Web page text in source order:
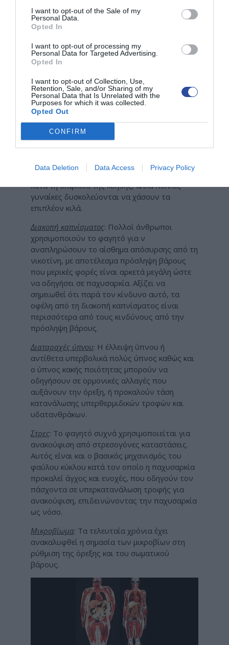
I want to opt-out of the Sale of my
Personal Data.
Opted In
I want to opt-out of processing my
Personal Data for Targeted Advertising.
Opted In
I want to opt-out of Collection, Use,
Retention, Sale, and/or Sharing of my
Personal Data that Is Unrelated with the
Purposes for which it was collected.
Opted Out
CONFIRM
Data Deletion Data Access Privacy Policy
: Η πρόσληψη βάρους είναι κοινή
κατά τη διάρκεια της κύησης, αλλά πολλές
γυναίκες δυσκολεύονται να χάσουν τα
επιπλέον κιλά.
Διακοπή καπνίσματος: Πολλοί άνθρωποι
χρησιμοποιούν το φαγητό για ν
αναπληρώσουν το αίσθημα απόσυρσης από τη
νικοτίνη, με αποτέλεσμα πρόσληψη βάρους
που μερικές φορές είναι αρκετά μεγάλη ώστε
να οδηγήσει σε παχυσαρκία. Αξίζει να
σημειωθεί ότι παρά τον κίνδυνο αυτό, τα
οφέλη από τη διακοπή καπνίσματος είναι
περισσότερα από τους κινδύνους από την
πρόσληψη βάρους.
Διαταραχές ύπνου: Η έλλειψη ύπνου ή
αντίθετα υπερβολικά πολύς ύπνος καθώς και
ο ύπνος κακής ποιότητας μπορούν να
οδηγήσουν σε ορμονικές αλλαγές που
αυξάνουν την όρεξη, ή προκαλούν τάση
κατανάλωσης υπερθερμιδικών τροφών και
υδατανθράκων.
Στρες: Το φαγητό συχνά χρησιμοποιείται για
ανακούφιση από στρεσογόνες καταστάσεις.
Αυτός είναι και ο βασικός μηχανισμός του
φαύλου κύκλου κατά τον οποίο η παχυσαρκία
προκαλεί άγχος και ενοχές, που οδηγούν τον
πάσχοντα σε υπερκατανάλωση τροφής για
ανακούφιση, επιδεινώνοντας την παχυσαρκία
ως νόσο.
Μικροβίωμα: Τα τελευταία χρόνια έχει
ανακαλυφθεί η σημασία των μικροβίων στη
ρύθμιση της όρεξης και του σωματικού
βάρους.